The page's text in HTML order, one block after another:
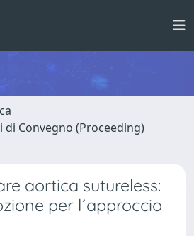
Convegno (Proceeding)
aortica sutureless:
per l´approccio